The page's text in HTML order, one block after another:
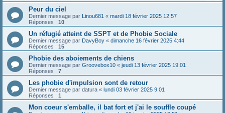
Peur du ciel
Dernier message par Linou681 « mardi 18 février 2025 12:57
Réponses : 10
Un réfugié atteint de SSPT et de Phobie Sociale
Dernier message par DavyBoy « dimanche 16 février 2025 4:44
Réponses : 15
Phobie des aboiements de chiens
Dernier message par Groovebox10 « jeudi 13 février 2025 19:01
Réponses : 7
Les phobie d'impulsion sont de retour
Dernier message par datura « lundi 03 février 2025 9:01
Réponses : 1
Mon coeur s'emballe, il bat fort et j'ai le souffle coupé